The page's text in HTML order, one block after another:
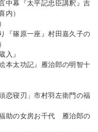
中幕『太平記忠臣講釈』吉
内）
『篠原一座』村田嘉久子の
入』
本太功記』雁治郎の明智十
恋寝刃」市村羽左衛門の福
助の女房お千代 雁治郎の